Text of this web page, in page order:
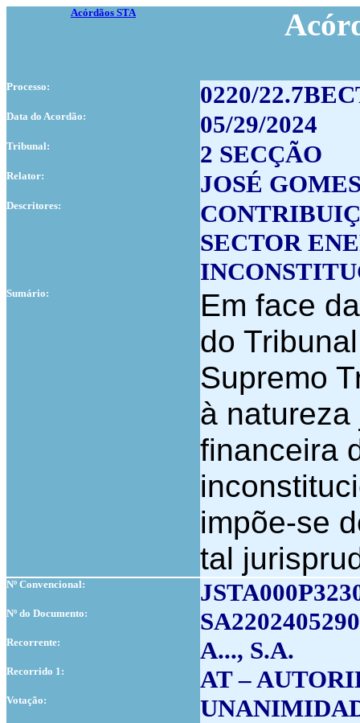
Acórdãos STA
Processo: 0220/
Data do Acordão: 05/29/2024
Tribunal: 2 SECÇÃO
Relator: JOSÉ
Descritores:
SECTOR
Sumário:
Em face
do
Supremo
à
financeira
impõe-se
tal
Nº Convencional:
Nº do Documento:
Recorrente: A..., S.A.
Recorrido 1: AT –
Votação: